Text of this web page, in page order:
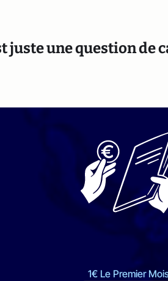
juste une question de
1€ Le Premier